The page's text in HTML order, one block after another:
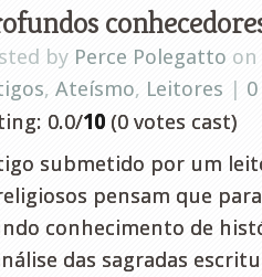
by Perce Polegatto on
, Ateísmo, Leitores |
0.0/10 (0 votes cast)
submetido por um
pensam que
conhecimento de
das sagradas